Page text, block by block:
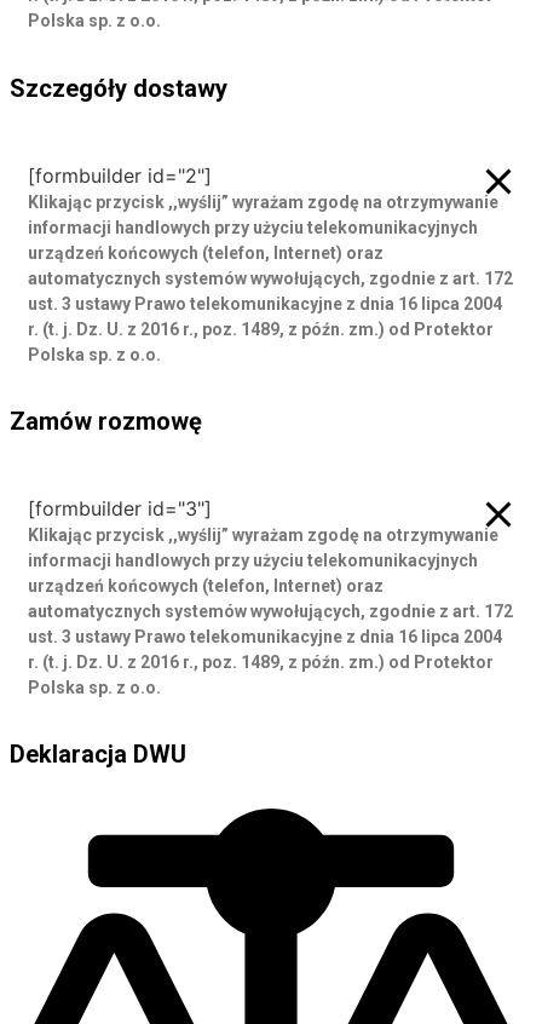
Polska sp. z o.o.
Szczegóły dostawy
[formbuilder id="2"]
Klikając przycisk ,,wyślij” wyrażam zgodę na otrzymywanie
informacji handlowych przy użyciu telekomunikacyjnych
urządzeń końcowych (telefon, Internet) oraz
automatycznych systemów wywołujących, zgodnie z art. 172
ust. 3 ustawy Prawo telekomunikacyjne z dnia 16 lipca 2004
r. (t. j. Dz. U. z 2016 r., poz. 1489, z późn. zm.) od Protektor
Polska sp. z o.o.
Zamów rozmowę
[formbuilder id="3"]
Klikając przycisk ,,wyślij” wyrażam zgodę na otrzymywanie
informacji handlowych przy użyciu telekomunikacyjnych
urządzeń końcowych (telefon, Internet) oraz
automatycznych systemów wywołujących, zgodnie z art. 172
ust. 3 ustawy Prawo telekomunikacyjne z dnia 16 lipca 2004
r. (t. j. Dz. U. z 2016 r., poz. 1489, z późn. zm.) od Protektor
Polska sp. z o.o.
Deklaracja DWU